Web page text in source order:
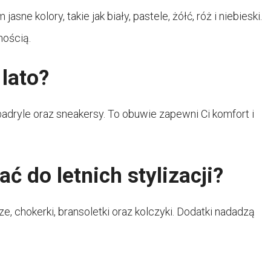
kolory, takie jak biały, pastele, żółć, róż i niebieski.
oraz sneakersy. To obuwie zapewni Ci komfort i
do letnich stylizacji?
chokerki, bransoletki oraz kolczyki. Dodatki nadadzą